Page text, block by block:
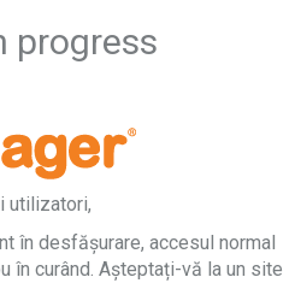
progress
utilizatori,
în desfășurare, accesul normal
în curând. Așteptați-vă la un site